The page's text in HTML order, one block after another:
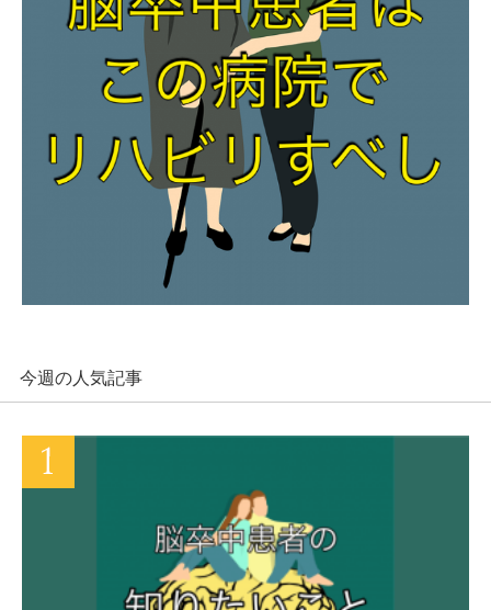
今週の人気記事